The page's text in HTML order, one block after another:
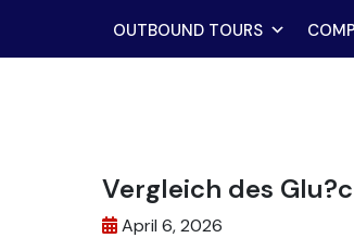
OUTBOUND TOURS
Vergleich des
April 6, 2026